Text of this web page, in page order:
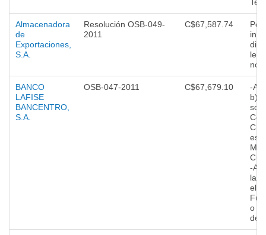
Almacenadora
de
Exportaciones,
S.A.
Resolución OSB-049-
2011
C$67,587.74
Por
BANCO
LAFISE
BANCENTRO,
S.A.
OSB-047-2011 C$67,679.10
-
b)
-
la
el
o
de